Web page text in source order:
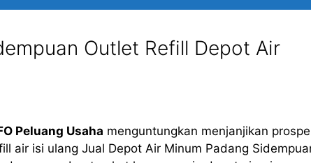
Outlet Refill Depot Air
Peluang Usaha menguntungkan menjanjikan
air isi ulang Jual Depot Air Minum Padang